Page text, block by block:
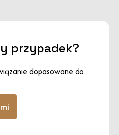
przypadek?
dopasowane do